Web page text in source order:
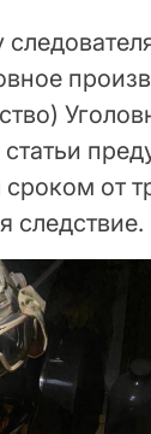
от
следствие.